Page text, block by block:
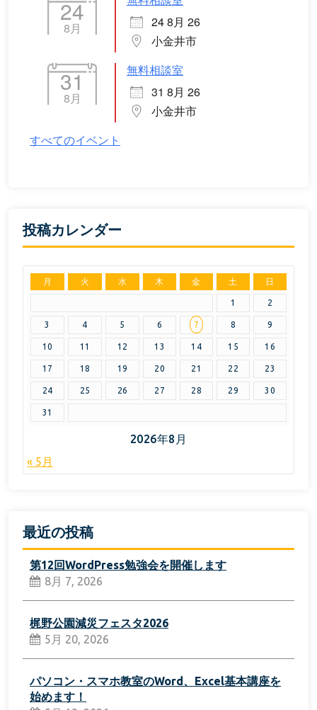
24
8月
24 8月 26
小金井市
31
8月
無料相談室
31 8月 26
小金井市
すべてのイベント
投稿カレンダー
2026年8月
月 火 水 木 金 土 日
1 2
3 4 5 6 7 8 9
10 11 12 13 14 15 16
17 18 19 20 21 22 23
24 25 26 27 28 29 30
31
« 5月
最近の投稿
第12回WordPress勉強会を開催します
8月 7, 2026
梶野公園減災フェスタ2026
5月 20, 2026
パソコン・スマホ教室のWord、Excel基本講座を
始めます！